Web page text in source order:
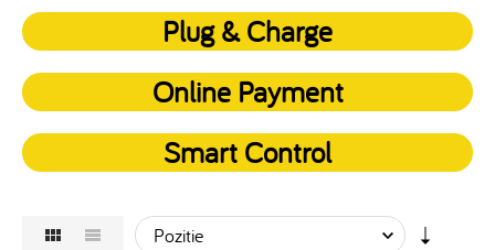
Plug & Charge
Online Payment
Smart Control